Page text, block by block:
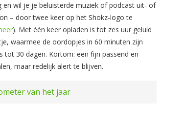
en wil je je beluisterde muziek of podcast uit- of
– door twee keer op het Shokz-logo te
). Met één keer opladen is tot zes uur geluid
waarmee de oordopjes in 60 minuten zijn
tot 30 dagen. Kortom: een fijn passend en
maar redelijk alert te blijven.
van het jaar